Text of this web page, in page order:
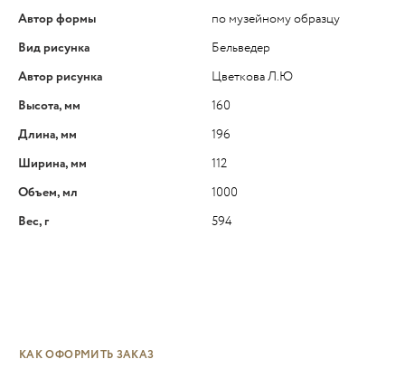
Автор формы
по музейному образцу
Вид рисунка
Бельведер
Автор рисунка
Цветкова Л.Ю
Высота, мм
160
Длина, мм
196
Ширина, мм
112
Объем, мл
1000
Вес, г
594
КАК ОФОРМИТЬ ЗАКАЗ